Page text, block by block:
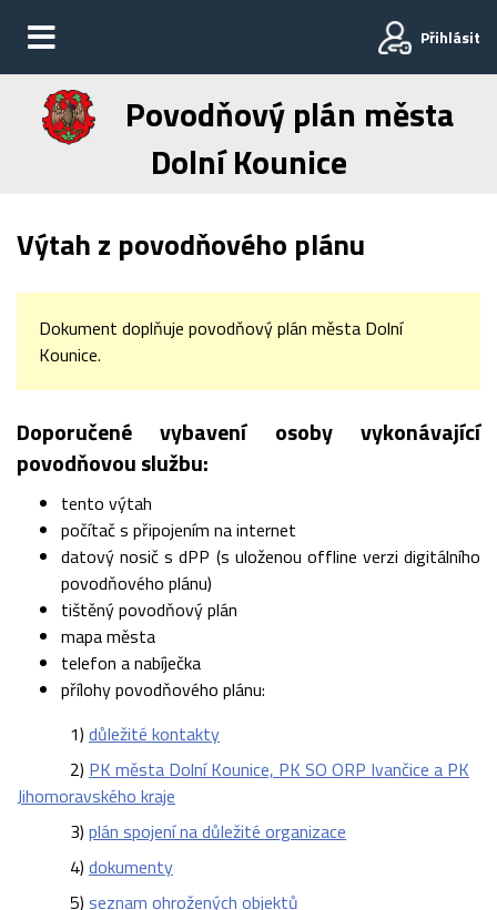
Přihlásit
Povodňový plán města
Dolní Kounice
Výtah z povodňového plánu
Dokument doplňuje povodňový plán města Dolní
Kounice.
Doporučené vybavení osoby vykonávající
povodňovou službu:
tento výtah
počítač s připojením na internet
datový nosič s dPP (s uloženou offline verzi digitálního
povodňového plánu)
tištěný povodňový plán
mapa města
telefon a nabíječka
přílohy povodňového plánu:
1) důležité kontakty
2) PK města Dolní Kounice, PK SO ORP Ivančice a PK
Jihomoravského kraje
3) plán spojení na důležité organizace
4) dokumenty
5) seznam ohrožených objektů